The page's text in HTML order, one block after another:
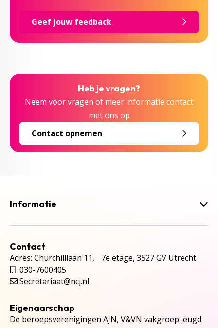
Geef jouw feedback
Heb je vragen?
Neem voor vragen of meer informatie contact
met ons op
Contact opnemen
Informatie
Contact
Adres: Churchilllaan 11, 7e etage, 3527 GV Utrecht
030-7600405
Secretariaat@ncj.nl
Eigenaarschap
De beroepsverenigingen AJN, V&VN vakgroep jeugd